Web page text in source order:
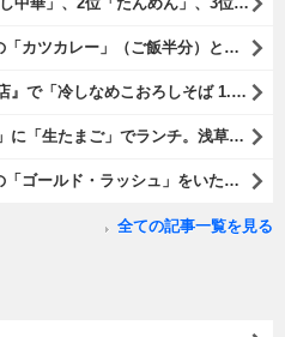
『東嶋屋』世界一うまい蕎麦屋の「カツカレー」（ご飯半分）と「おしんこ盛り合わせ」と「ビ―ル」でランチ。もう、ほんとうまいのだから、みんな食べてみてね、と云爾（笑）。（東嶋屋：竜泉一丁目）
『ゆで太郎 もつ次郎本所吾妻橋店』で「冷しなめこおろしそば 1.5倍盛」を手繰れば、それは「なめこ」の粘りが強烈な調味料となって、既に、ただの蕎麦では無くなっている。 ヌルヌルの蕎麦はめちゃくちゃにうまいのである（笑）。（ゆで太郎 もつ次郎本所吾妻橋店：墨田区吾妻橋3丁目）
『文殊 浅草店』で「春菊天そば」に「生たまご」でランチ。浅草地下街における至高のランチだ。今日も、実にうまかったのだよ（笑）。（文殊 浅草店：浅草一丁目：浅草地下街）
『馬渕さん』から「山田農園」の「ゴールド・ラッシュ」をいただいたのだ。甘いはうまい、うまいは身体には悪い、というのはいつものお約束（笑）。 でもね、その当然を百も承知で分かっていながらも食べてしまうのは、これが最高な「北の大地の贈り物」だからなのだよ（笑）。（馬渕さんからの贈与：山田農園：北海道夕張郡長沼町）
全ての記事一覧を見る